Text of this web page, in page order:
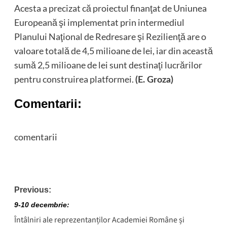
Acesta a precizat că proiectul finanţat de Uniunea
Europeană şi implementat prin intermediul
Planului Naţional de Redresare şi Rezilienţă are o
valoare totală de 4,5 milioane de lei, iar din această
sumă 2,5 milioane de lei sunt destinaţi lucrărilor
pentru construirea platformei. (E. Groza)
Comentarii:
comentarii
Post
navigation
Previous:
9-10 decembrie:
Întâlniri ale reprezentanților Academiei Române și